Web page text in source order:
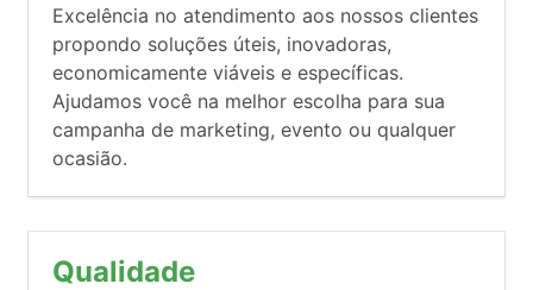
Excelência no atendimento aos nossos clientes
propondo soluções úteis, inovadoras,
economicamente viáveis e específicas.
Ajudamos você na melhor escolha para sua
campanha de marketing, evento ou qualquer
ocasião.
Qualidade